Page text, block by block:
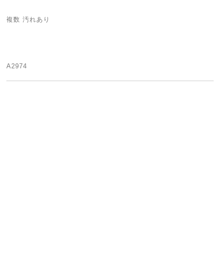
複数 汚れあり
A2974